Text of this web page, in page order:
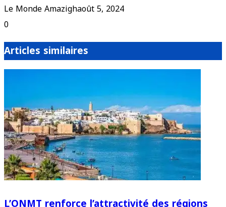
Le Monde Amazighaoût 5, 2024
0
Articles similaires